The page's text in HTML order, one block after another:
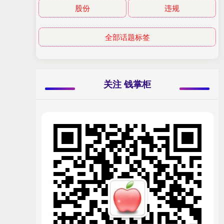
股份 违规
全部话题标签
关注 钱掌柜